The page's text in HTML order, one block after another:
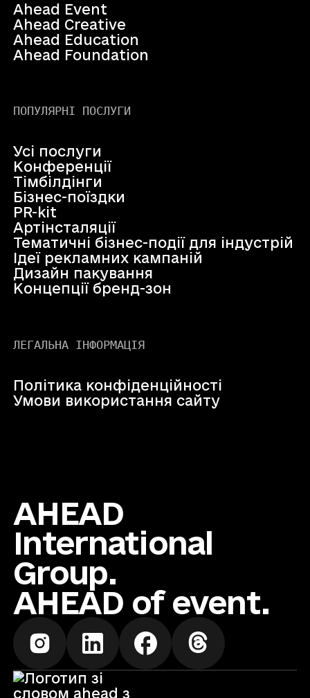
Ahead Event
Ahead Creative
Ahead Education
Ahead Foundation
ПОПУЛЯРНІ ПОСЛУГИ
Усі послуги
Конференції
Тімбілдінги
Бізнес-поїздки
PR-kit
Артінсталяції
Тематичні бізнес-події для індустрій
Ідеї рекламних кампаній
Дизайн пакування
Концепції бренд-зон
ЛЕГАЛЬНА ІНФОРМАЦІЯ
Політика конфіденційності
Умови використання сайту
AHEAD
International
Group.
AHEAD of event.